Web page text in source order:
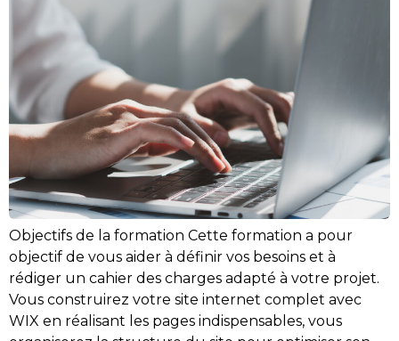
Objectifs de la formation Cette formation a pour
objectif de vous aider à définir vos besoins et à
rédiger un cahier des charges adapté à votre projet.
Vous construirez votre site internet complet avec
WIX en réalisant les pages indispensables, vous